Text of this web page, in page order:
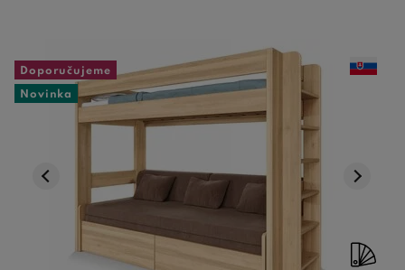
Doporučujeme
Novinka